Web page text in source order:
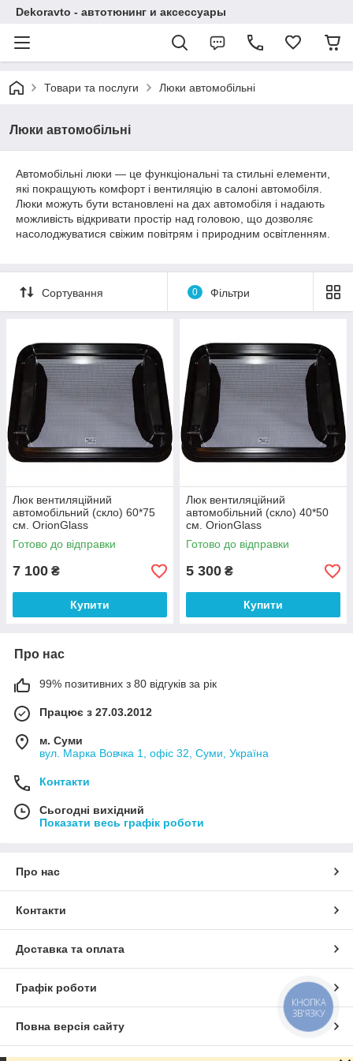
Dekoravto - автотюнинг и аксессуары
Товари та послуги Люки автомобільні
Люки автомобільні
Автомобільні люки — це функціональні та стильні елементи,
які покращують комфорт і вентиляцію в салоні автомобіля.
Люки можуть бути встановлені на дах автомобіля і надають
можливість відкривати простір над головою, що дозволяє
насолоджуватися свіжим повітрям і природним освітленням.
Сортування 0 Фільтри
Люк вентиляційний
автомобільний (скло) 60*75
см. OrionGlass
Готово до відправки
7 100 ₴
Купити
Люк вентиляційний
автомобільний (скло) 40*50
см. OrionGlass
Готово до відправки
5 300 ₴
Купити
Про нас
99% позитивних з 80 відгуків за рік
Працює з 27.03.2012
м. Суми
вул. Марка Вовчка 1, офіс 32, Суми, Україна
Контакти
Сьогодні вихідний
Показати весь графік роботи
Про нас
Контакти
Доставка та оплата
Графік роботи
Повна версія сайту
КНОПКА
ЗВ'ЯЗКУ